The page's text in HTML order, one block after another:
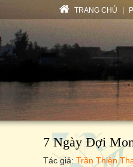
TRANG CHỦ
7 Ngày Đợi
Tác giả: Trần Thiện